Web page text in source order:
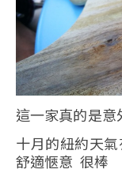
這一家真的是
十月的紐約天
舒適愜意 很棒